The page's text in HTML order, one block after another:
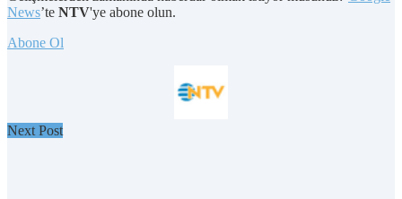
News’te NTV'ye abone olun.
Abone Ol
Next Post